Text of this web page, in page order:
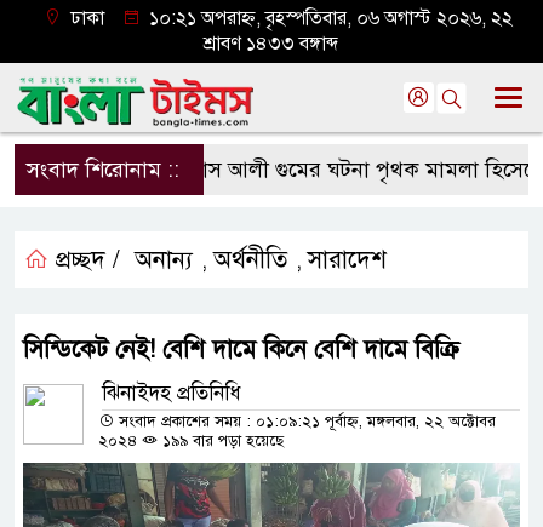
ঢাকা
১০:২১ অপরাহ্ন, বৃহস্পতিবার, ০৬ অগাস্ট ২০২৬, ২২
শ্রাবণ ১৪৩৩ বঙ্গাব্দ
সংবাদ শিরোনাম ::
ইলিয়াস আলী গুমের ঘটনা পৃথক মামলা হিসেবে তদন্তের
প্রচ্ছদ / অনান্য ,অর্থনীতি ,সারাদেশ
সিন্ডিকেট নেই! বেশি দামে কিনে বেশি দামে বিক্রি
ঝিনাইদহ প্রতিনিধি
সংবাদ প্রকাশের সময় : ০১:০৯:২১ পূর্বাহ্ন, মঙ্গলবার, ২২ অক্টোবর
২০২৪
১৯৯ বার পড়া হয়েছে